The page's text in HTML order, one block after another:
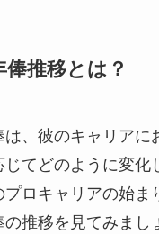
推移とは？
、彼のキャリアに
じてどのように変化
ロキャリアの始ま
推移を見てみまし